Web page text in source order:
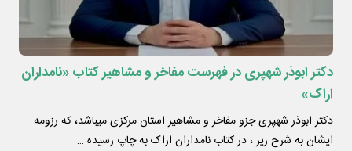
دکتر ابوذر شهپری در فهرست مفاخر و مشاهیر کتاب «نامداران
اراک»
دکتر ابوذر شهپری جزو مفاخر و مشاهیر استان مرکزی میباشد، که رزومه
ایشان به شرح زیر ، در کتاب نامداران اراک به چاپ رسیده …